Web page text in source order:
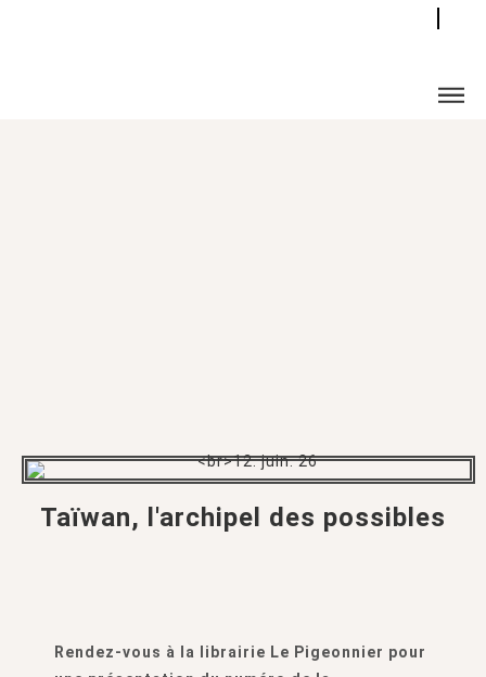
Taïwan, l'archipel des possibles
Rendez-vous à la librairie Le Pigeonnier pour